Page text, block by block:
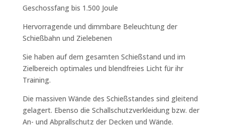
Geschossfang bis 1.500 Joule
Hervorragende und dimmbare Beleuchtung der
Schießbahn und Zielebenen
Sie haben auf dem gesamten Schießstand und im
Zielbereich optimales und blendfreies Licht für ihr
Training.
Die massiven Wände des Schießstandes sind gleitend
gelagert. Ebenso die Schallschutzverkleidung bzw. der
An- und Abprallschutz der Decken und Wände.